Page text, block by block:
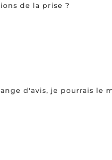
de la prise ?
d'avis, je pourrais le